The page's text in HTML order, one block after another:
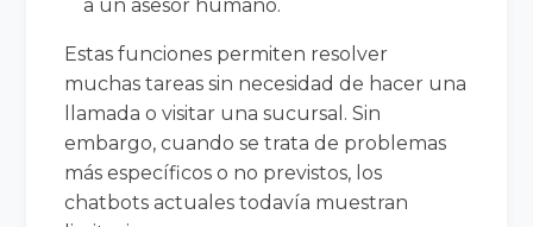
a un asesor humano.
Estas funciones permiten resolver
muchas tareas sin necesidad de hacer una
llamada o visitar una sucursal. Sin
embargo, cuando se trata de problemas
más específicos o no previstos, los
chatbots actuales todavía muestran